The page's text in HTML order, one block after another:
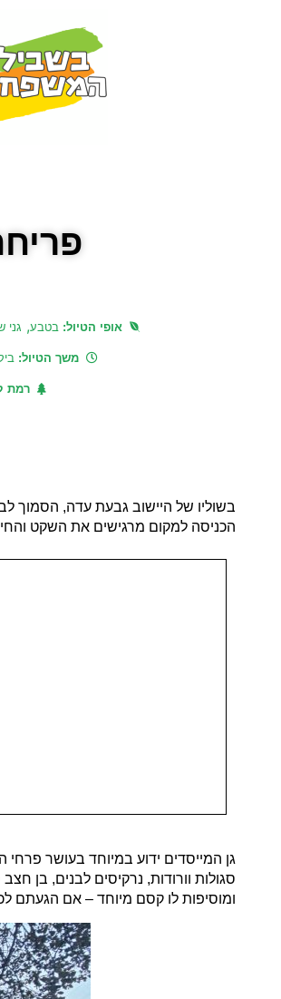
אופי הטיול:בטבע, גני
משך הטיול:
רמת
בשוליו של היישוב גבעת עדה, הסמוך
הכניסה למקום מרגישים את השקט
גן המייסדים ידוע במיוחד בעושר פרחי
סגולות וורודות, נרקיסים לבנים, בן
ומוסיפות לו קסם מיוחד – אם הגעתם